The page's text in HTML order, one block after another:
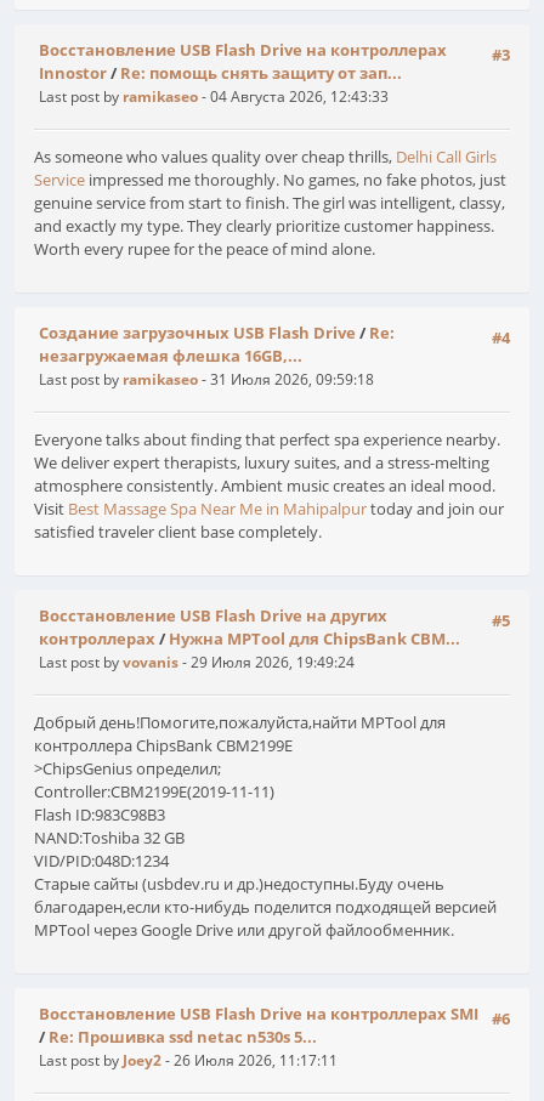
#3
Восстановление USB Flash Drive на контроллерах
Innostor/ Re: помощь снять защиту от зап...
Last post by ramikaseo- 04 Августа 2026, 12:43:33
As someone who values quality over cheap thrills, Delhi Call Girls
Service impressed me thoroughly. No games, no fake photos, just
genuine service from start to finish. The girl was intelligent, classy,
and exactly my type. They clearly prioritize customer happiness.
Worth every rupee for the peace of mind alone.
#4
Создание загрузочных USB Flash Drive / Re:
незагружаемая флешка 16GB,...
Last post by ramikaseo- 31 Июля 2026, 09:59:18
Everyone talks about finding that perfect spa experience nearby.
We deliver expert therapists, luxury suites, and a stress-melting
atmosphere consistently. Ambient music creates an ideal mood.
Visit Best Massage Spa Near Me in Mahipalpurtoday and join our
satisfied traveler client base completely.
#5
Восстановление USB Flash Drive на других
контроллерах / Нужна MPTool для ChipsBank CBM...
Last post byvovanis- 29 Июля 2026, 19:49:24
Добрый день!Помогите,пожалуйста,найти MPTool для
контроллера ChipsBank CBM2199E
>ChipsGenius определил;
Соntroller:CBM2199E(2019-11-11)
Flash ID:983С98B3
NAND:Toshiba 32 GB
VID/PID:048D:1234
Старые сайты (usbdev.ru и др.)недоступны.Буду очень
благодарен,если кто-нибудь поделится подходящей версией
MPTool через Google Drive или другой файлообменник.
#6
Восстановление USB Flash Drive на контроллерах SMI
/ Re: Прошивка ssd netac n530s 5...
Last post by Joey2- 26 Июля 2026, 11:17:11